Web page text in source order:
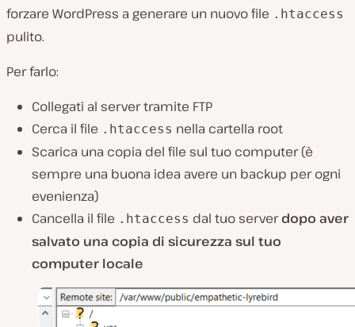
forzare WordPress a generare un nuovo file .htaccess
pulito.
Per farlo:
Collegati al server tramite FTP
Cerca il file .htaccess nella cartella root
Scarica una copia del file sul tuo computer (è
sempre una buona idea avere un backup per ogni
evenienza)
Cancella il file .htaccess dal tuo serverdopo aver
salvato una copia di sicurezza sul tuo
computer locale